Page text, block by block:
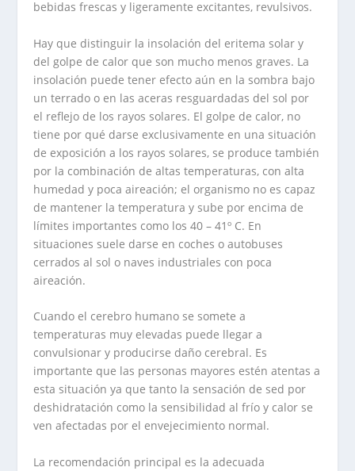
bebidas frescas y ligeramente excitantes, revulsivos.
Hay que distinguir la insolación del eritema solar y
del golpe de calor que son mucho menos graves. La
insolación puede tener efecto aún en la sombra bajo
un terrado o en las aceras resguardadas del sol por
el reflejo de los rayos solares. El golpe de calor, no
tiene por qué darse exclusivamente en una situación
de exposición a los rayos solares, se produce también
por la combinación de altas temperaturas, con alta
humedad y poca aireación; el organismo no es capaz
de mantener la temperatura y sube por encima de
límites importantes como los 40 – 41º C. En
situaciones suele darse en coches o autobuses
cerrados al sol o naves industriales con poca
aireación.
Cuando el cerebro humano se somete a
temperaturas muy elevadas puede llegar a
convulsionar y producirse daño cerebral. Es
importante que las personas mayores estén atentas a
esta situación ya que tanto la sensación de sed por
deshidratación como la sensibilidad al frío y calor se
ven afectadas por el envejecimiento normal.
La recomendación principal es la adecuada